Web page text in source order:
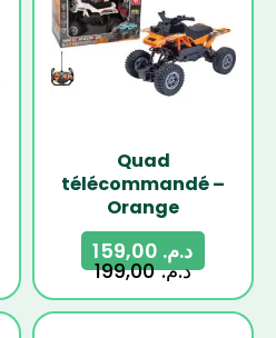
Quad
télécommandé –
Orange
د.م.199,00
د.م.